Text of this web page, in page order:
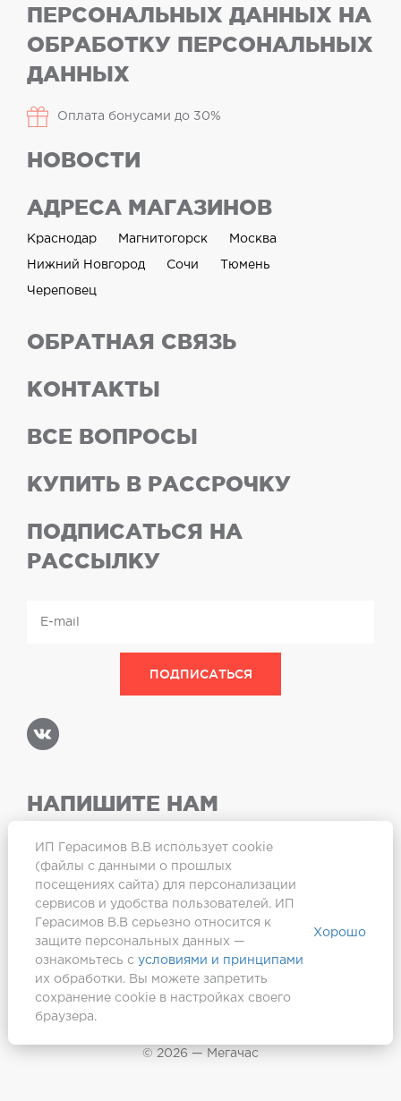
ПЕРСОНАЛЬНЫХ ДАННЫХ НА
ОБРАБОТКУ ПЕРСОНАЛЬНЫХ
ДАННЫХ
Оплата бонусами до 30%
НОВОСТИ
АДРЕСА МАГАЗИНОВ
Краснодар Магнитогорск Москва
Нижний Новгород Сочи Тюмень
Череповец
ОБРАТНАЯ СВЯЗЬ
КОНТАКТЫ
ВСЕ ВОПРОСЫ
КУПИТЬ В РАССРОЧКУ
ПОДПИСАТЬСЯ НА
РАССЫЛКУ
НАПИШИТЕ НАМ
© 2026 — Мегачас
ИП Герасимов В.В использует cookie
(файлы с данными о прошлых
посещениях сайта) для персонализации
сервисов и удобства пользователей. ИП
Герасимов В.В серьезно относится к
защите персональных данных —
ознакомьтесь с условиями и принципами
их обработки. Вы можете запретить
сохранение cookie в настройках своего
браузера.
Хорошо